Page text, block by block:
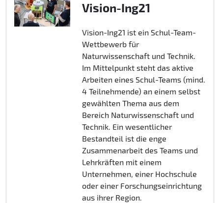
Vision-Ing21
Vision-Ing21 ist ein Schul-Team-
Wettbewerb für
Naturwissenschaft und Technik.
Im Mittelpunkt steht das aktive
Arbeiten eines Schul-Teams (mind.
4 Teilnehmende) an einem selbst
gewählten Thema aus dem
Bereich Naturwissenschaft und
Technik. Ein wesentlicher
Bestandteil ist die enge
Zusammenarbeit des Teams und
Lehrkräften mit einem
Unternehmen, einer Hochschule
oder einer Forschungseinrichtung
aus ihrer Region.